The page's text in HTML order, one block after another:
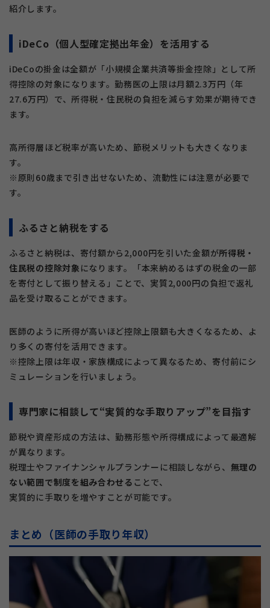
紹介します。
iDeCo（個人型確定拠出年金）を活用する
iDeCoの掛金は全額が「小規模企業共済等掛金控除」として所
得控除の対象になります。勤務医の上限は月額2.3万円（年
27.6万円）で、所得税・住民税の負担を減らす効果が期待でき
ます。
高所得層ほど税率が高いため、節税メリットも大きくなりま
す。
※原則60歳まで引き出せないため、流動性には注意が必要で
す。
ふるさと納税をする
ふるさと納税は、寄付額から2,000円を引いた金額が所得税・
住民税の控除対象 になります。「本来納めるはずの税金の一部
を寄付として振り替える」ことで、実質2,000円の負担で返礼
品を受け取ることができます。
医師のように所得が高いほど控除上限額も大きくなるため、よ
り多くの寄付を活用できます。
※控除上限は年収・家族構成によって異なるため、寄付前にシ
ミュレーションを行いましょう。
専門家に相談して“実質的な手取りアップ”を目指す
節税や資産形成の方法は、勤務形態や所得構成によって最適解
が異なります。
税理士やファイナンシャルプランナーに相談しながら、 無理の
ない範囲で制度を組み合わせる ことで、
実質的に手取りを増やすことが可能です。
まとめ（医師の手取り年収）